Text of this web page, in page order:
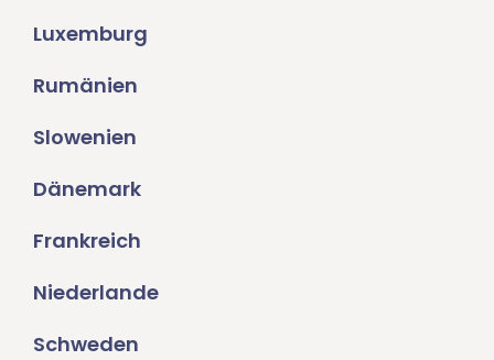
Luxemburg
Rumänien
Slowenien
Dänemark
Frankreich
Niederlande
Schweden